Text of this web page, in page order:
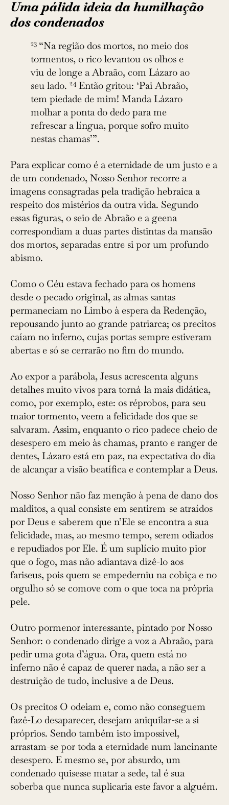
Uma pálida ideia da humilhação
dos condenados
23 “Na região dos mortos, no meio dos
tormentos, o rico levantou os olhos e
viu de longe a Abraão, com Lázaro ao
seu lado. 24 Então gritou: ‘Pai Abraão,
tem piedade de mim! Manda Lázaro
molhar a ponta do dedo para me
refrescar a língua, porque sofro muito
nestas chamas’”.
Para explicar como é a eternidade de um justo e a
de um condenado, Nosso Senhor recorre a
imagens consagradas pela tradição hebraica a
respeito dos mistérios da outra vida. Segundo
essas figuras, o seio de Abraão e a geena
correspondiam a duas partes distintas da mansão
dos mortos, separadas entre si por um profundo
abismo.
Como o Céu estava fechado para os homens
desde o pecado original, as almas santas
permaneciam no Limbo à espera da Redenção,
repousando junto ao grande patriarca; os precitos
caíam no inferno, cujas portas sempre estiveram
abertas e só se cerrarão no fim do mundo.
Ao expor a parábola, Jesus acrescenta ­alguns
detalhes muito vivos para torná-la mais didática,
como, por exemplo, este: os réprobos, para seu
maior tormento, veem a felicidade dos que se
salvaram. Assim, enquanto o rico padece cheio de
desespero em meio às chamas, pranto e ranger de
dentes, Lázaro está em paz, na expectativa do dia
de alcançar a visão beatífica e contemplar a Deus.
Nosso Senhor não faz menção à pena de dano dos
malditos, a qual consiste em sentirem-se atraídos
por Deus e saberem que n’Ele se encontra a sua
felicidade, mas, ao mesmo tempo, serem odiados
e repudiados por Ele. É um suplício muito pior
que o fogo, mas não adiantava dizê-lo aos
fariseus, pois quem se empederniu na cobiça e no
orgulho só se comove com o que toca na própria
pele.
Outro pormenor interessante, pintado por Nosso
Senhor: o condenado dirige a voz a Abraão, para
pedir uma gota d’água. Ora, quem está no
inferno não é capaz de querer nada, a não ser a
destruição de tudo, inclusive a de Deus.
Os precitos O odeiam e, como não conseguem
fazê-Lo desaparecer, desejam aniquilar-se a si
próprios. Sendo também isto impossível,
arrastam-se por toda a eternidade num lancinante
desespero. E mesmo se, por absurdo, um
condenado quisesse matar a sede, tal é sua
soberba que nunca suplicaria este favor a alguém.